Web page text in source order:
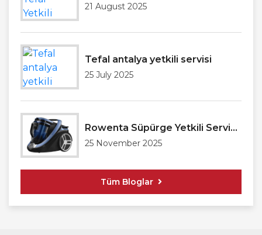
21 August 2025
Tefal antalya yetkili servisi
25 July 2025
Rowenta Süpürge Yetkili Servisi Antalya
25 November 2025
Tüm Bloglar